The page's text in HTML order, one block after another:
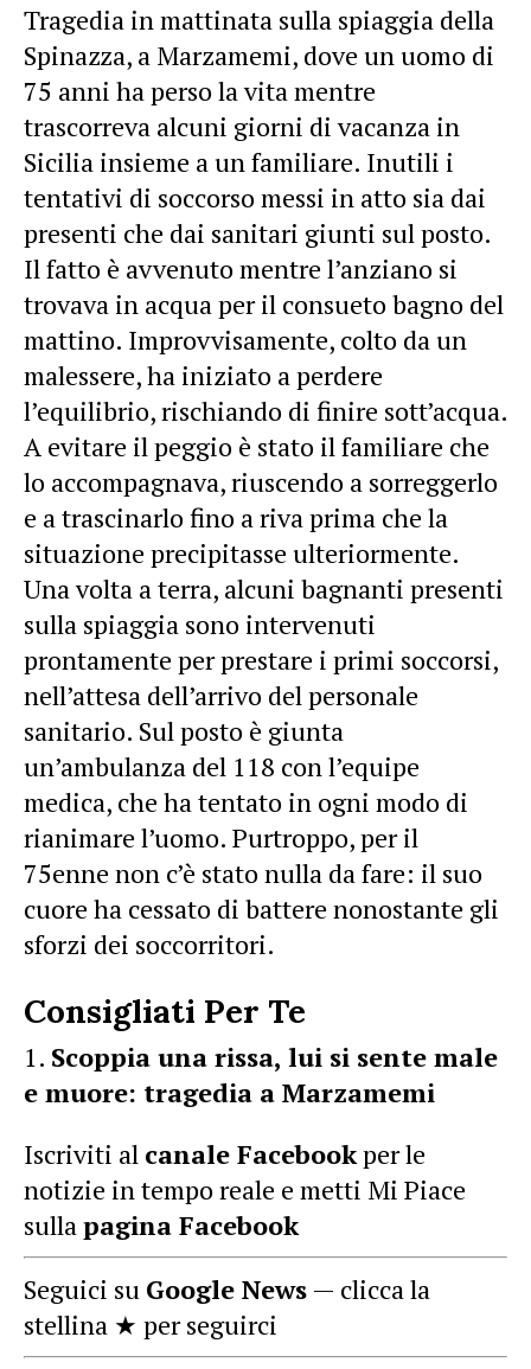
Tragedia in mattinata sulla spiaggia della
Spinazza, a Marzamemi, dove un uomo di
75 anni ha perso la vita mentre
trascorreva alcuni giorni di vacanza in
Sicilia insieme a un familiare. Inutili i
tentativi di soccorso messi in atto sia dai
presenti che dai sanitari giunti sul posto.
Il fatto è avvenuto mentre l’anziano si
trovava in acqua per il consueto bagno del
mattino. Improvvisamente, colto da un
malessere, ha iniziato a perdere
l’equilibrio, rischiando di finire sott’acqua.
A evitare il peggio è stato il familiare che
lo accompagnava, riuscendo a sorreggerlo
e a trascinarlo fino a riva prima che la
situazione precipitasse ulteriormente.
Una volta a terra, alcuni bagnanti presenti
sulla spiaggia sono intervenuti
prontamente per prestare i primi soccorsi,
nell’attesa dell’arrivo del personale
sanitario. Sul posto è giunta
un’ambulanza del 118 con l’equipe
medica, che ha tentato in ogni modo di
rianimare l’uomo. Purtroppo, per il
75enne non c’è stato nulla da fare: il suo
cuore ha cessato di battere nonostante gli
sforzi dei soccorritori.
Consigliati Per Te
Scoppia una rissa, lui si sente male
e muore: tragedia a Marzamemi
Iscriviti al canale Facebookper le
notizie in tempo reale e metti Mi Piace
sullapagina Facebook
Seguici su Google News — clicca la
stellina ★ per seguirci